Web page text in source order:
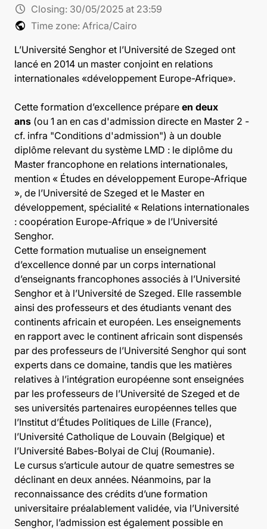
schedule Closing: 30/05/2025 at 23:59
public Time zone: Africa/Cairo
L’Université Senghor et l’Université de Szeged ont
lancé en 2014 un master conjoint en relations
internationales «développement Europe-Afrique».
Cette formation d’excellence prépare en deux
ans (ou 1 an en cas d'admission directe en Master 2 -
cf. infra "Conditions d'admission") à un double
diplôme relevant du système LMD : le diplôme du
Master francophone en relations internationales,
mention « Études en développement Europe-Afrique
», de l’Université de Szeged et le Master en
développement, spécialité « Relations internationales
: coopération Europe-Afrique » de l’Université
Senghor.
Cette formation mutualise un enseignement
d’excellence donné par un corps international
d’enseignants francophones associés à l’Université
Senghor et à l’Université de Szeged. Elle rassemble
ainsi des professeurs et des étudiants venant des
continents africain et européen. Les enseignements
en rapport avec le continent africain sont dispensés
par des professeurs de l’Université Senghor qui sont
experts dans ce domaine, tandis que les matières
relatives à l’intégration européenne sont enseignées
par les professeurs de l’Université de Szeged et de
ses universités partenaires européennes telles que
l’Institut d’Études Politiques de Lille (France),
l’Université Catholique de Louvain (Belgique) et
l’Université Babes-Bolyai de Cluj (Roumanie).
Le cursus s’articule autour de quatre semestres se
déclinant en deux années. Néanmoins, par la
reconnaissance des crédits d’une formation
universitaire préalablement validée, via l’Université
Senghor, l’admission est également possible en